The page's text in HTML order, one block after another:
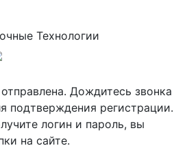
Технологии
Дождитесь звонка
подтверждения регистрации.
логин и пароль, вы
на сайте.